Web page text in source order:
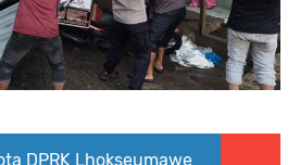
DPRK Lhokseumawe